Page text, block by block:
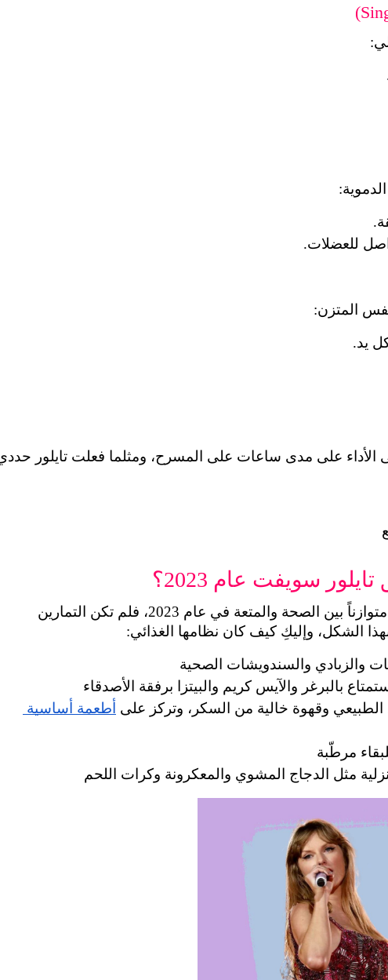
للعضلات.
المتزن:
يد.
سويفت عام 2023؟
الشكل، وإليكِ كيف كان نظامها الغذائي:
والزبادي والسندويشات الصحية
بالبرغر والآيس كريم والبيتزا برفقة الأصدقاء
وقهوة خالية من السكر، وتركز على
مثل الدجاج المشوي والمعكرونة وكرات اللحم